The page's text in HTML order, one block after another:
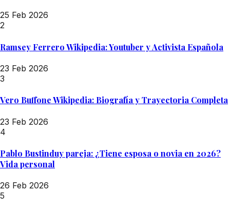
25 Feb 2026
2
Ramsey Ferrero Wikipedia: Youtuber y Activista Española
23 Feb 2026
3
Vero Buffone Wikipedia: Biografía y Trayectoria Completa
23 Feb 2026
4
Pablo Bustinduy pareja: ¿Tiene esposa o novia en 2026?
Vida personal
26 Feb 2026
5